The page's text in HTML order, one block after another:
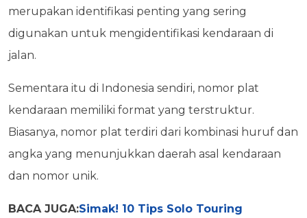
merupakan identifikasi penting yang sering
digunakan untuk mengidentifikasi kendaraan di
jalan.
Sementara itu di Indonesia sendiri, nomor plat
kendaraan memiliki format yang terstruktur.
Biasanya, nomor plat terdiri dari kombinasi huruf dan
angka yang menunjukkan daerah asal kendaraan
dan nomor unik.
BACA JUGA:Simak! 10 Tips Solo Touring